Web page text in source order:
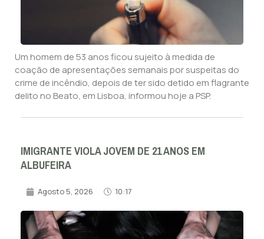
Um homem de 53 anos ficou sujeito à medida de
coação de apresentações semanais por suspeitas do
crime de incêndio, depois de ter sido detido em flagrante
delito no Beato, em Lisboa, informou hoje a PSP.
IMIGRANTE VIOLA JOVEM DE 21 ANOS EM
ALBUFEIRA
Agosto 5, 2026 10:17